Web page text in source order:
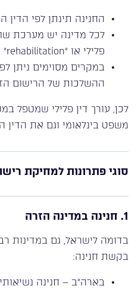
החנינה תינתן לפי
לכל מדינה יש מערכת
פלילי או “rehabilitation”
במקרים מסוימים ניתן
ההשלכות של הרישום
לכן, עורך דין פלילי שמטפל
משפט בינלאומי וגם את הדין
סוגי פתרונות למחיקת
1. חנינה במדינה הזרה
בדומה לישראל, גם במדינות
בקשת חנינה:
בארה”ב – חנינה